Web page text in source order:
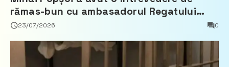
rămas-bun cu ambasadorul Regatului
Țărilor de Jos, Fred Duijn
23/07/2026 0